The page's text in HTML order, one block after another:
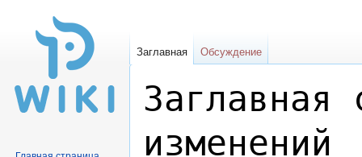
Заглавная
изменений
Заглавная Обсуждение